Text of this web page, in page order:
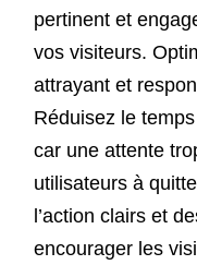
pertinent et
vos visiteurs.
attrayant et
Réduisez le
car une attente
utilisateurs à
l’action clairs et
encourager les